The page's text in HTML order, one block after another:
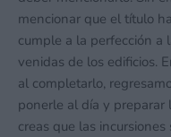
mencionar que el título
cumple a la perfección a
venidas de los edificios.
al completarlo,
ponerle al día y preparar
creas que las